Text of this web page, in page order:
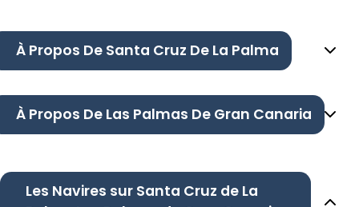
À Propos De Santa Cruz De La Palma
À Propos De Las Palmas De Gran Canaria
Les Navires sur Santa Cruz de La